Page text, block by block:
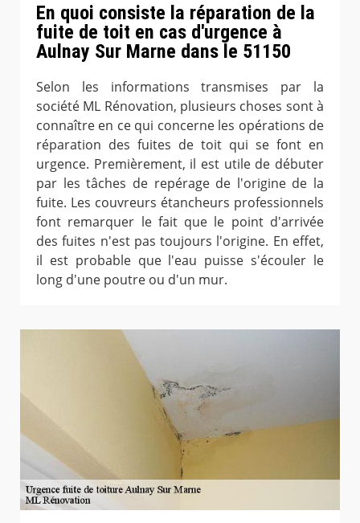
En quoi consiste la réparation de la
fuite de toit en cas d'urgence à
Aulnay Sur Marne dans le 51150
Selon les informations transmises par la
société ML Rénovation, plusieurs choses sont à
connaître en ce qui concerne les opérations de
réparation des fuites de toit qui se font en
urgence. Premièrement, il est utile de débuter
par les tâches de repérage de l'origine de la
fuite. Les couvreurs étancheurs professionnels
font remarquer le fait que le point d'arrivée
des fuites n'est pas toujours l'origine. En effet,
il est probable que l'eau puisse s'écouler le
long d'une poutre ou d'un mur.